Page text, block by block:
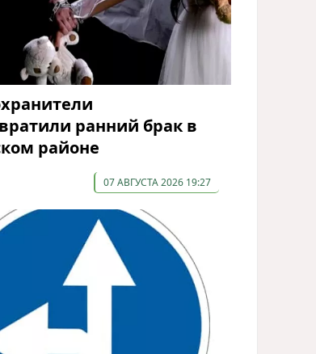
ранний брак в
районе
07 АВГУСТА 2026 19:27